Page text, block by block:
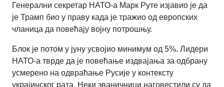
Генерални секретар НАТО-а Марк Руте изјавио је да
је Трамп био у праву када је тражио од европских
чланица да повећају војну потрошњу.
Блок је потом у јуну усвојио минимум од 5%. Лидери
НАТО-а тврде да је повећање издвајања за одбрану
усмерено на одвраћање Русије у контексту
украјинског рата. Неки званичници наговестили су да